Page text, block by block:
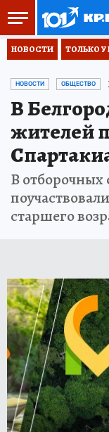
НОВОСТИ ТОЛЬКО У
НОВОСТИ ОБЩЕСТВО
В
жителей
В отборочных
старшего